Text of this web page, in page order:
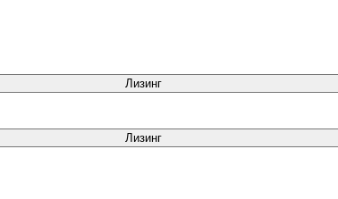
Лизинг
Лизинг